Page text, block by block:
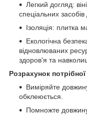
Легкий догляд:
спеціальних
Ізоляція: плитка
Екологічна
відновлюваних
здоров'я та
Розрахунок
Виміряйте
обклеюється.
Помножте